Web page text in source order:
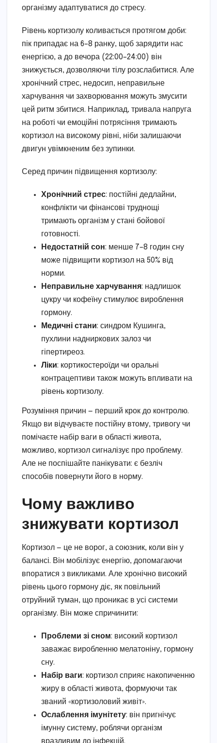
організму адаптуватися до стресу.
Рівень кортизолу коливається протягом доби:
пік припадає на 6–8 ранку, щоб зарядити нас
енергією, а до вечора (22:00–24:00) він
знижується, дозволяючи тілу розслабитися. Але
хронічний стрес, недосип, неправильне
харчування чи захворювання можуть змусити
цей ритм збитися. Наприклад, тривала напруга
на роботі чи емоційні потрясіння тримають
кортизол на високому рівні, ніби залишаючи
двигун увімкненим без зупинки.
Серед причин підвищення кортизолу:
Хронічний стрес: постійні дедлайни,
конфлікти чи фінансові труднощі
тримають організм у стані бойової
готовності.
Недостатній сон: менше 7–8 годин сну
може підвищити кортизол на 50% від
норми.
Неправильне харчування: надлишок
цукру чи кофеїну стимулює вироблення
гормону.
Медичні стани: синдром Кушинга,
пухлини надниркових залоз чи
гіпертиреоз.
Ліки: кортикостероїди чи оральні
контрацептиви також можуть впливати на
рівень кортизолу.
Розуміння причин — перший крок до контролю.
Якщо ви відчуваєте постійну втому, тривогу чи
помічаєте набір ваги в області живота,
можливо, кортизол сигналізує про проблему.
Але не поспішайте панікувати: є безліч
способів повернути його в норму.
Чому важливо
знижувати кортизол
Кортизол — це не ворог, а союзник, коли він у
балансі. Він мобілізує енергію, допомагаючи
впоратися з викликами. Але хронічно високий
рівень цього гормону діє, як повільний
отруйний туман, що проникає в усі системи
організму. Він може спричинити:
Проблеми зі сном: високий кортизол
заважає виробленню мелатоніну, гормону
сну.
Набір ваги: кортизол сприяє накопиченню
жиру в області живота, формуючи так
званий «кортизоловий живіт».
Ослаблення імунітету: він пригнічує
імунну систему, роблячи організм